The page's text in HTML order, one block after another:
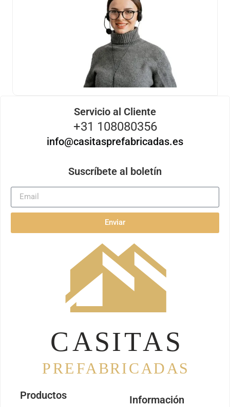
Servicio al Cliente
+31 108080356
info@casitasprefabricadas.es
Suscríbete al boletín
Enviar
Productos Información